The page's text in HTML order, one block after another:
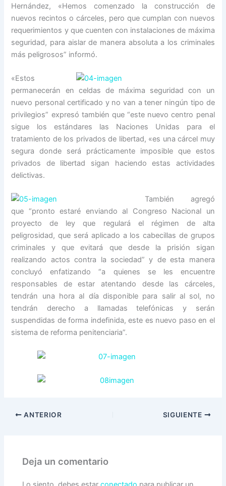
Hernández, «Hemos comenzado la construcción de
nuevos recintos o cárceles, pero que cumplan con nuevos
requerimientos y que cuenten con instalaciones de máxima
seguridad, para aislar de manera absoluta a los criminales
más peligrosos” informó.
«Estos
permanecerán en celdas de máxima seguridad con un
nuevo personal certificado y no van a tener ningún tipo de
privilegios” expresó también que “este nuevo centro penal
sigue los estándares las Naciones Unidas para el
tratamiento de los privados de libertad, «es una cárcel muy
segura donde será prácticamente imposible que estos
privados de libertad sigan haciendo estas actividades
delictivas.
También agregó
que “pronto estaré enviando al Congreso Nacional un
proyecto de ley que regulará el régimen de alta
peligrosidad, que será aplicado a los cabecillas de grupos
criminales y que evitará que desde la prisión sigan
realizando actos contra la sociedad” y de esta manera
concluyó enfatizando “a quienes se les encuentre
responsables de estar atentando desde las cárceles,
tendrán una hora al día disponible para salir al sol, no
tendrán derecho a llamadas telefónicas y serán
suspendidas de forma indefinida, este es nuevo paso en el
sistema de reforma penitenciaria”.
ANTERIOR SIGUIENTE
Deja un comentario